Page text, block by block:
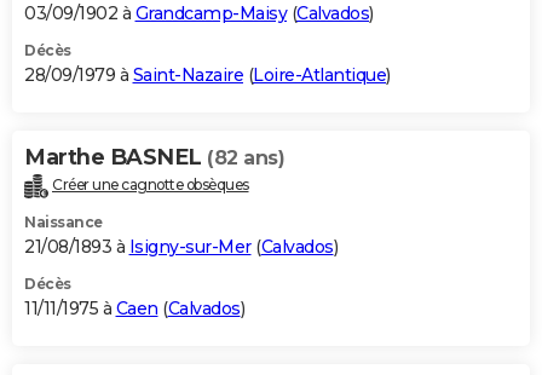
03/09/1902 à Grandcamp-Maisy(Calvados)
Décès
28/09/1979 à Saint-Nazaire (Loire-Atlantique)
Marthe BASNEL (82 ans)
Créer une cagnotte obsèques
Naissance
21/08/1893 à Isigny-sur-Mer(Calvados)
Décès
11/11/1975 à Caen (Calvados)